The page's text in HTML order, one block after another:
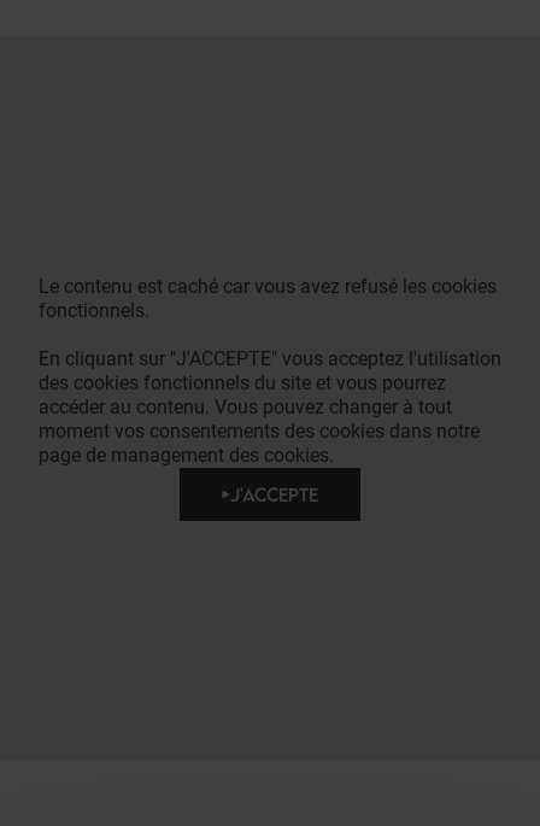
Le contenu est caché car vous avez refusé les cookies
fonctionnels.
En cliquant sur "J'ACCEPTE" vous acceptez l'utilisation
des cookies fonctionnels du site et vous pourrez
accéder au contenu. Vous pouvez changer à tout
moment vos consentements des cookies dans notre
page de management des cookies.
J'ACCEPTE